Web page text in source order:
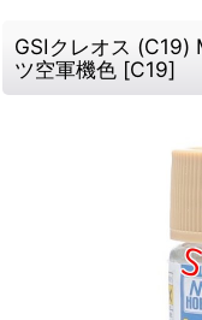
GSIクレオス (C19)
ツ空軍機色 [C19]